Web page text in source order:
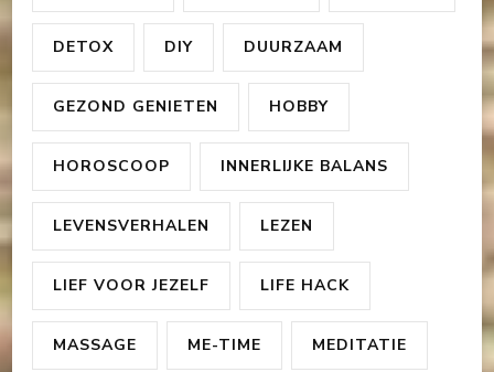
DETOX DIY DUURZAAM
GEZOND GENIETEN HOBBY
HOROSCOOP INNERLIJKE BALANS
LEVENSVERHALEN LEZEN
LIEF VOOR JEZELF LIFE HACK
MASSAGE ME-TIME MEDITATIE